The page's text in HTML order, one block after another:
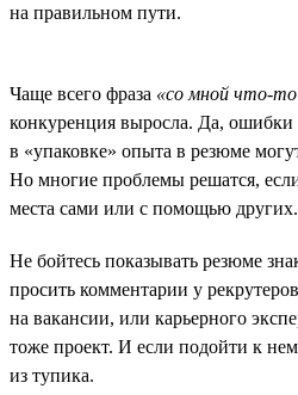
на правильном пути.
Чаще всего фраза «со мной что-
конкуренция выросла. Да, ошибки
в «упаковке» опыта в резюме
Но многие проблемы решатся,
места сами или с помощью других.
Не бойтесь показывать резюме
просить комментарии у
на вакансии, или карьерного
тоже проект. И если подойти к
из тупика.